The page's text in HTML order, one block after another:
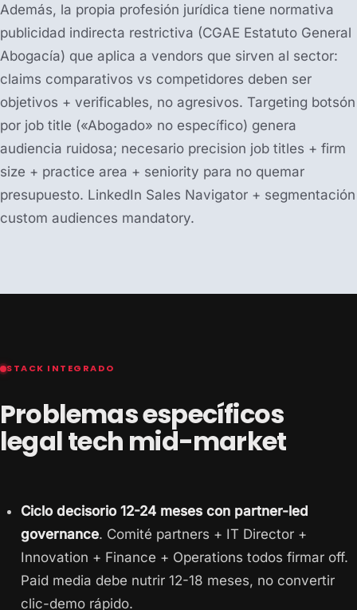
Además, la propia profesión jurídica tiene normativa
publicidad indirecta restrictiva (CGAE Estatuto General
Abogacía) que aplica a vendors que sirven al sector:
claims comparativos vs competidores deben ser
objetivos + verificables, no agresivos. Targeting botsón
por job title («Abogado» no específico) genera
audiencia ruidosa; necesario precision job titles + firm
size + practice area + seniority para no quemar
presupuesto. LinkedIn Sales Navigator + segmentación
custom audiences mandatory.
STACK INTEGRADO
Problemas específicos
legal tech mid-market
Ciclo decisorio 12-24 meses con partner-led
governance. Comité partners + IT Director +
Innovation + Finance + Operations todos firmar off.
Paid media debe nutrir 12-18 meses, no convertir
clic-demo rápido.